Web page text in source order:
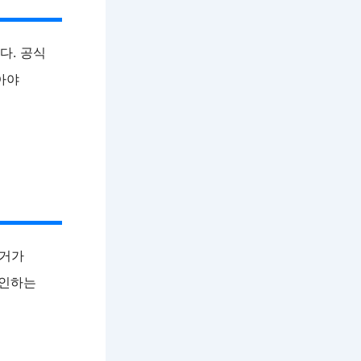
. 공식
야
가
하는